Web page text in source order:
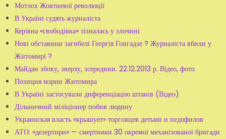
Мотлох Жовтневої революції
В Україні судять журналіста
Керівна «свободівка» зізналась у злочині
Нові обставини загибелі Георгія Гонгадзе ? Журналіста вбили у
Житомирі ?
Майдан збоку, зверху, зсередини. 22.12.2013 р. Відео, фото
Позиция мэрии Житомира
В Україні застосували диференціацію штанів (Відео)
Дільничний міліціонер побив людину
Украинская власть «крышует» торговцев детьми и педофилов
АТО: «дезертири» — смертники 30 окремої механізованої бригади